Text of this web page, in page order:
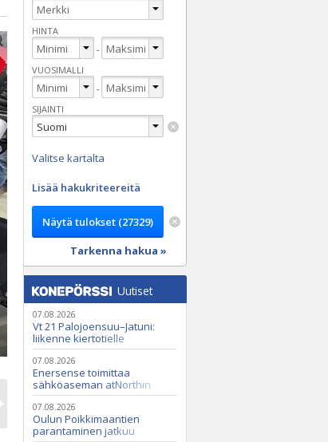
HINTA
-
VUOSIMALLI
-
SIJAINTI
Valitse kartalta
Lisää hakukriteereitä
Tarkenna hakua »
Uutiset
07.08.2026
Vt 21 Palojoensuu–Jatuni:
liikenne kiertotielle
Nunasjoen silloilla
07.08.2026
Enersense toimittaa
sähköaseman atNorthin
datakeskukseen
07.08.2026
Oulun Poikkimaantien
parantaminen jatkuu